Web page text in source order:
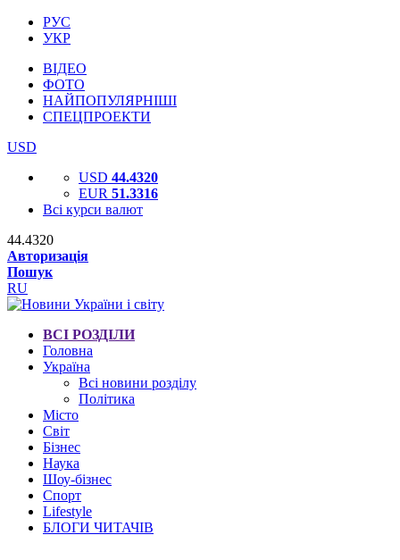
РУС
УКР
ВІДЕО
ФОТО
НАЙПОПУЛЯРНІШІ
СПЕЦПРОЕКТИ
USD
USD 44.4320
EUR 51.3316
Всі курси валют
44.4320
Авторизація
Пошук
RU
ВСІ РОЗДІЛИ
Головна
Україна
Всі новини розділу
Політика
Місто
Світ
Бізнес
Наука
Шоу-бізнес
Спорт
Lifestyle
БЛОГИ ЧИТАЧІВ